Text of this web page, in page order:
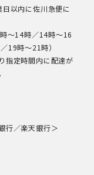
以内に佐川急便に
～14時／14時～16
19時～21時）
指定時間内に配達が
行／楽天銀行＞